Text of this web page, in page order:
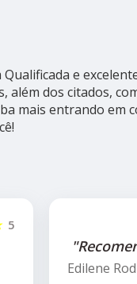
e
além dos citados,
mais entrando em
5
Edilene